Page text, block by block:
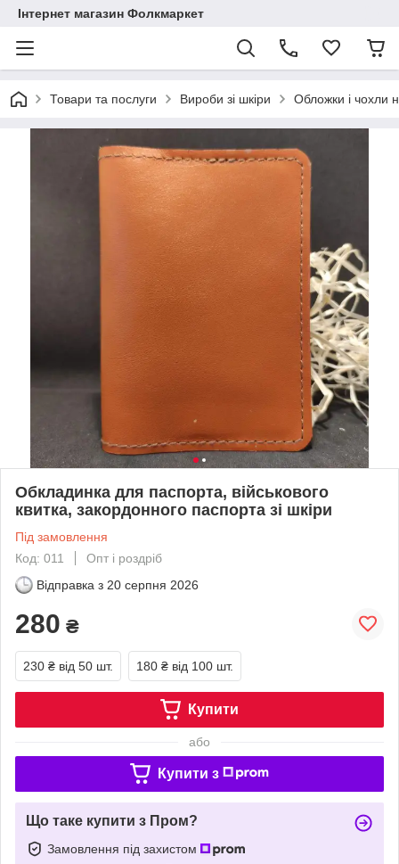
Інтернет магазин Фолкмаркет
Товари та послуги Вироби зі шкіри Обложки і чохли
Обкладинка для паспорта, військового
квитка, закордонного паспорта зі шкіри
Під замовлення
Код: 011
Опт і роздріб
Відправка з 20 серпня 2026
280 ₴
230 ₴ від 50 шт. 180 ₴ від 100 шт.
Купити
або
Купити з
Що таке купити з Пром?
Замовлення під захистом